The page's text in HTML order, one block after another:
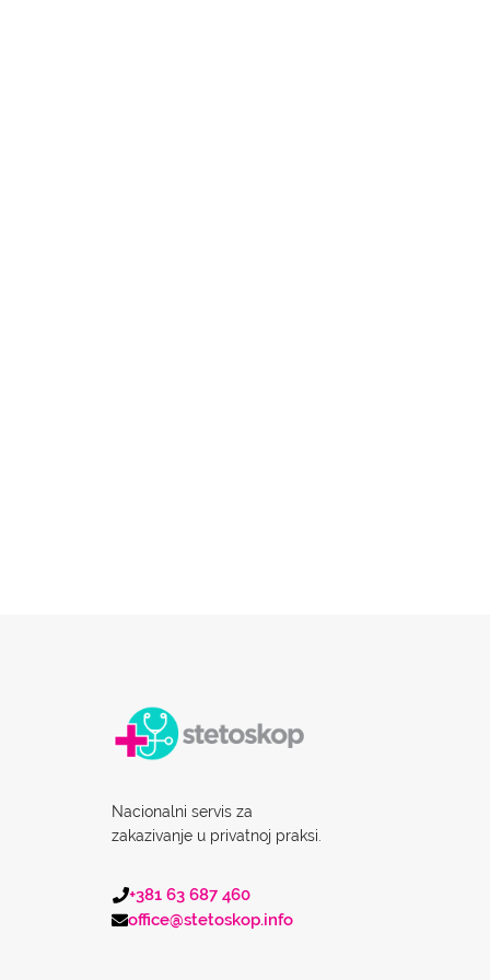
Nacionalni servis za
zakazivanje u privatnoj praksi.
+381 63 687 460
office@stetoskop.info